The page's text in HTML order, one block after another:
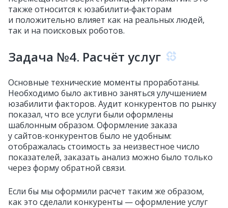
также относится к юзабилити‑факторам
и положительно влияет как на реальных людей,
так и на поисковых роботов.
Задача №4. Расчёт услуг
Основные технические моменты проработаны.
Необходимо было активно заняться улучшением
юзабилити факторов. Аудит конкурентов по рынку
показал, что все услуги были оформлены
шаблонным образом. Оформление заказа
у сайтов‑конкурентов было не удобным:
отображалась стоимость за неизвестное число
показателей, заказать анализ можно было только
через форму обратной связи.
Если бы мы оформили расчет таким же образом,
как это сделали конкуренты — оформление услуг